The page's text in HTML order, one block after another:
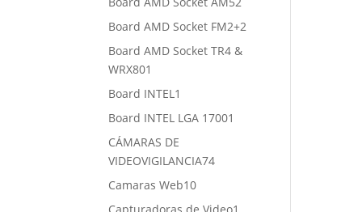
productos
Board AMD Socket FM2+2
Board AMD Socket TR4 &
WRX801
producto
Board INTEL1
producto
Board INTEL LGA 17001
CÁMARAS DE
VIDEOVIGILANCIA7474
Camaras Web1010
productos